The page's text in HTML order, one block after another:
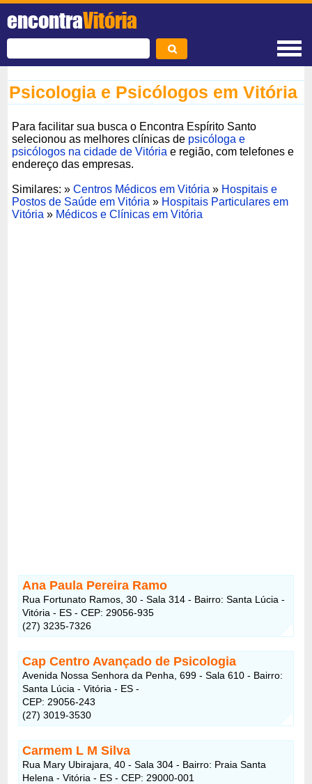
encontraVitória
Psicologia e Psicólogos em Vitória
Para facilitar sua busca o Encontra Espírito Santo
selecionou as melhores clínicas de psicóloga e
psicólogos na cidade de Vitória e região, com telefones e
endereço das empresas.
Similares: »Centros Médicos em Vitória » Hospitais e
Postos de Saúde em Vitória » Hospitais Particulares em
Vitória » Médicos e Clínicas em Vitória
Ana Paula Pereira Ramo
Rua Fortunato Ramos, 30 - Sala 314 - Bairro: Santa Lúcia -
Vitória - ES - CEP: 29056-935
(27) 3235-7326
Cap Centro Avançado de Psicologia
Avenida Nossa Senhora da Penha, 699 - Sala 610 - Bairro:
Santa Lúcia - Vitória - ES -
CEP: 29056-243
(27) 3019-3530
Carmem L M Silva
Rua Mary Ubirajara, 40 - Sala 304 - Bairro: Praia Santa
Helena - Vitória - ES - CEP: 29000-001